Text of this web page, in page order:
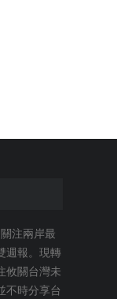
注兩岸最
週報。現轉
攸關台灣未
不時分享台